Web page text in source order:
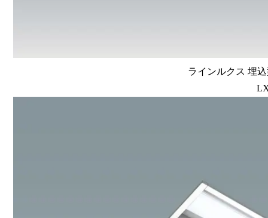
ラインルクス 埋